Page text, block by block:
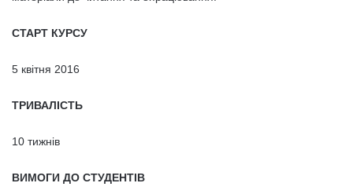
СТАРТ КУРСУ
5 квітня 2016
ТРИВАЛІСТЬ
10 тижнів
ВИМОГИ ДО СТУДЕНТІВ